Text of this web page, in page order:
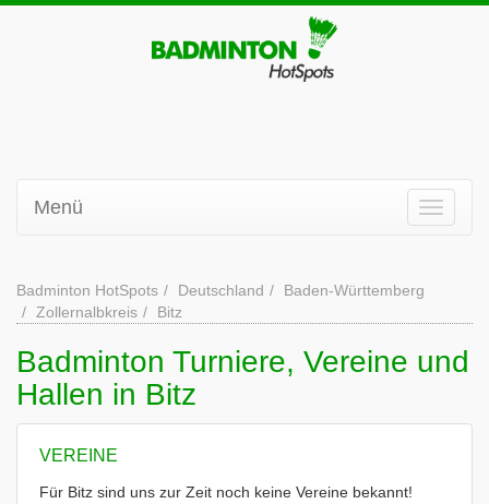
Menü
Badminton HotSpots Deutschland
Baden-Württemberg
Zollernalbkreis
Bitz
Badminton Turniere, Vereine und
Hallen in Bitz
VEREINE
Für Bitz sind uns zur Zeit noch keine Vereine bekannt!